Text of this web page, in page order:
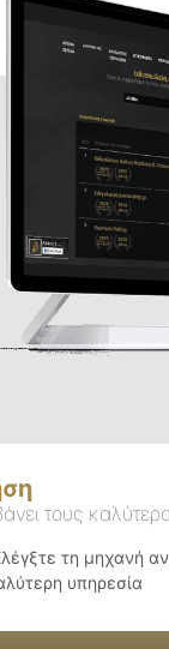
τους
τη μηχανή
υπηρεσία